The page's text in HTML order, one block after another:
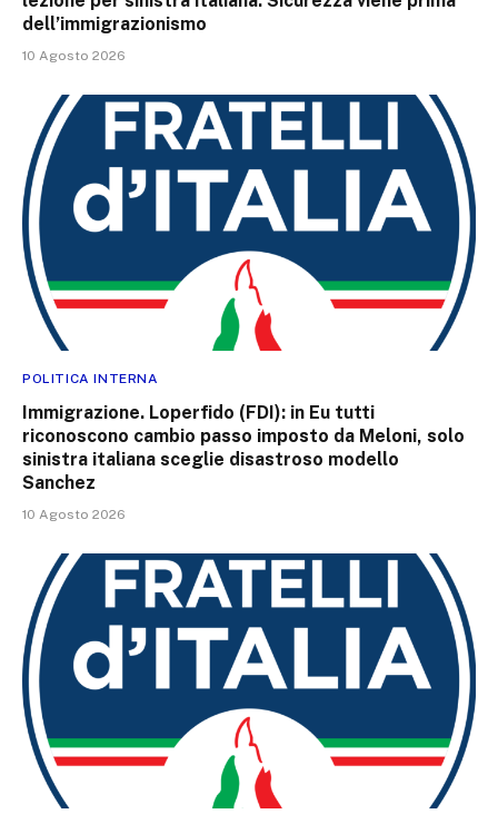
dell’immigrazionismo
10 Agosto 2026
POLITICA INTERNA
Immigrazione. Loperfido (FDI): in Eu tutti
riconoscono cambio passo imposto da Meloni, solo
sinistra italiana sceglie disastroso modello
Sanchez
10 Agosto 2026